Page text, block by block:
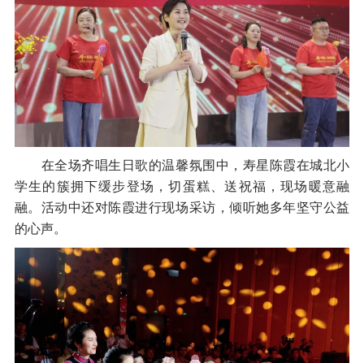
在全场齐唱生日歌的温馨氛围中，寿星陈霞在城北小
学生的簇拥下缓步登场，切蛋糕、送祝福，现场暖意融
融。活动中还对陈霞进行现场采访，倾听她多年坚守公益
的心声。